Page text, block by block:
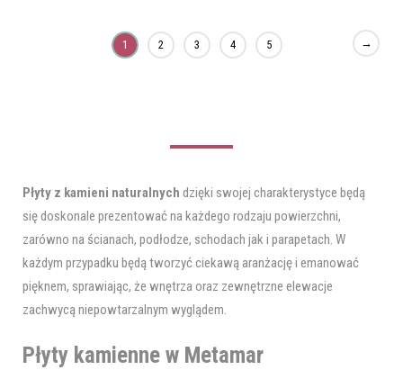
1 2 3 4 5 →
Płyty z kamieni naturalnych dzięki swojej charakterystyce będą
się doskonale prezentować na każdego rodzaju powierzchni,
zarówno na ścianach, podłodze, schodach jak i parapetach. W
każdym przypadku będą tworzyć ciekawą aranżację i emanować
pięknem, sprawiając, że wnętrza oraz zewnętrzne elewacje
zachwycą niepowtarzalnym wyglądem.
Płyty kamienne w Metamar